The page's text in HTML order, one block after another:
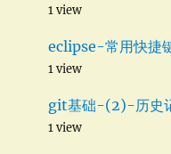
1 view
eclipse-常用快捷
1 view
git基础-(2)-历史
1 view